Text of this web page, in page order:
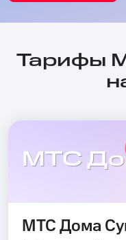
Тарифы
МТС
МТС Дома